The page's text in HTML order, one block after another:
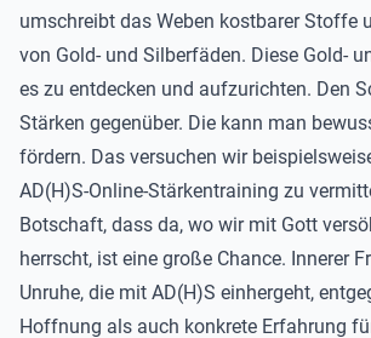
umschreibt das Weben kostbarer Stoffe
von Gold- und Silberfäden. Diese Gold-
es zu entdecken und aufzurichten. Den
Stärken gegenüber. Die kann man
fördern. Das versuchen wir
AD(H)S-Online-Stärkentraining zu
Botschaft, dass da, wo wir mit Gott
herrscht, ist eine große Chance. Innerer
Unruhe, die mit AD(H)S einhergeht,
Hoffnung als auch konkrete Erfahrung